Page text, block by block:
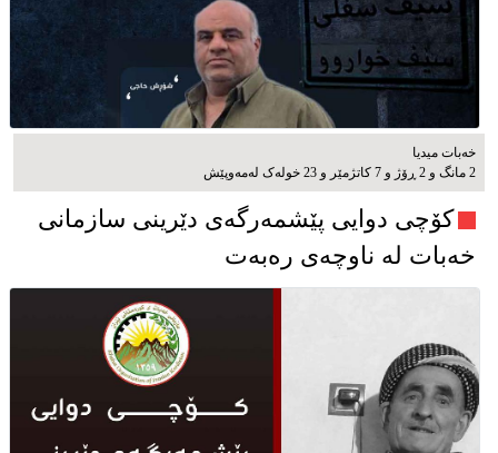
خەبات میدیا
2 مانگ و 2 ڕۆژ و 7 کاتژمێر و 23 خوله‌ک له‌مه‌وپێش‌
کۆچی دوایی پێشمەرگەی دێرینی سازمانی
خەبات لە ناوچەی رەبەت